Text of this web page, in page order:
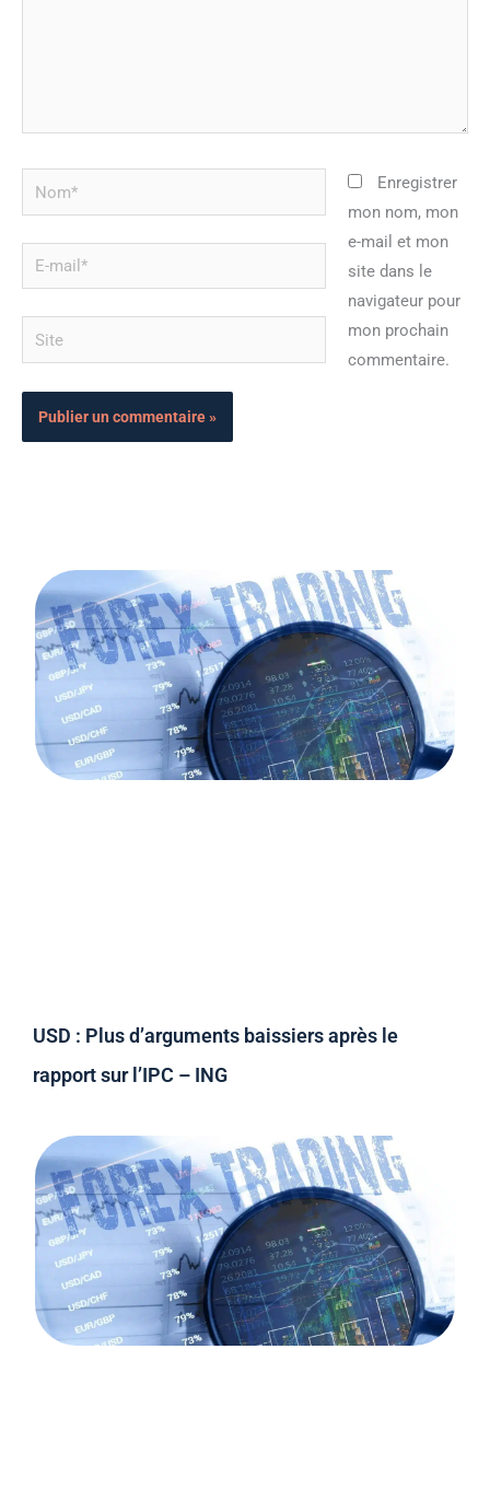
Nom*
mail*
Site
Enregistrer
mon nom, mon
e-mail et mon
site dans le
navigateur pour
mon prochain
commentaire.
USD : Plus d’arguments baissiers après le
rapport sur l’IPC – ING